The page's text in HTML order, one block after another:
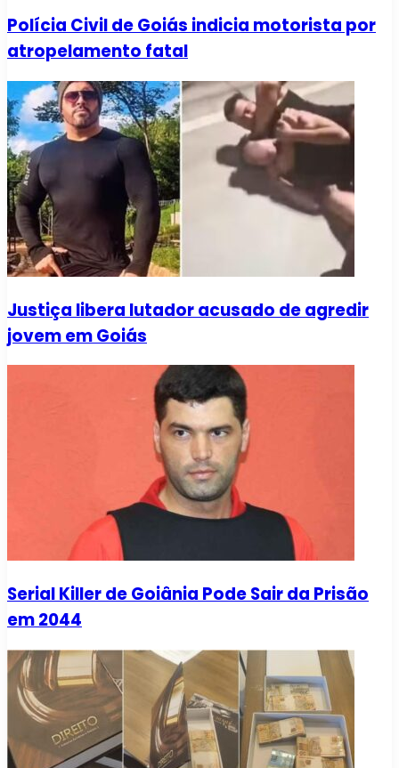
Polícia Civil de Goiás indicia motorista por
atropelamento fatal
Justiça libera lutador acusado de agredir
jovem em Goiás
Serial Killer de Goiânia Pode Sair da Prisão
em 2044